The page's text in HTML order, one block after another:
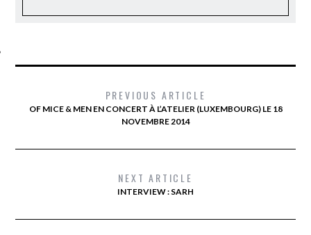
PREVIOUS ARTICLE
OF MICE & MEN EN CONCERT À L’ATELIER (LUXEMBOURG) LE 18
NOVEMBRE 2014
NEXT ARTICLE
INTERVIEW : SARH